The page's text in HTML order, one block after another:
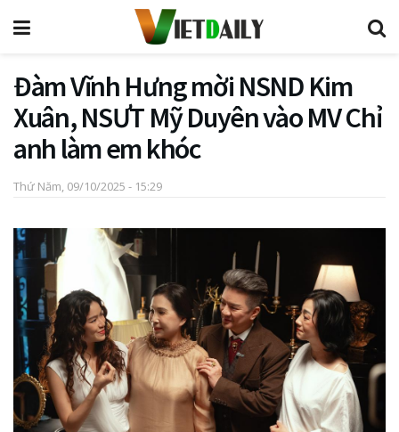
Đàm Vĩnh Hưng mời NSND Kim
Xuân, NSƯT Mỹ Duyên vào MV Chỉ
anh làm em khóc
Thứ Năm, 09/10/2025 - 15:29